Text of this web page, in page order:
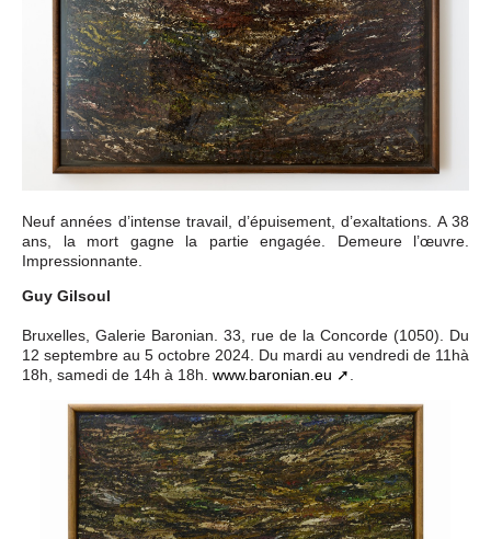
Neuf années d’intense travail, d’épuisement, d’exaltations. A 38
ans, la mort gagne la partie engagée. Demeure l’œuvre.
Impressionnante.
Guy Gilsoul
Bruxelles, Galerie Baronian. 33, rue de la Concorde (1050). Du
12 septembre au 5 octobre 2024. Du mardi au vendredi de 11hà
18h, samedi de 14h à 18h. www.baronian.eu